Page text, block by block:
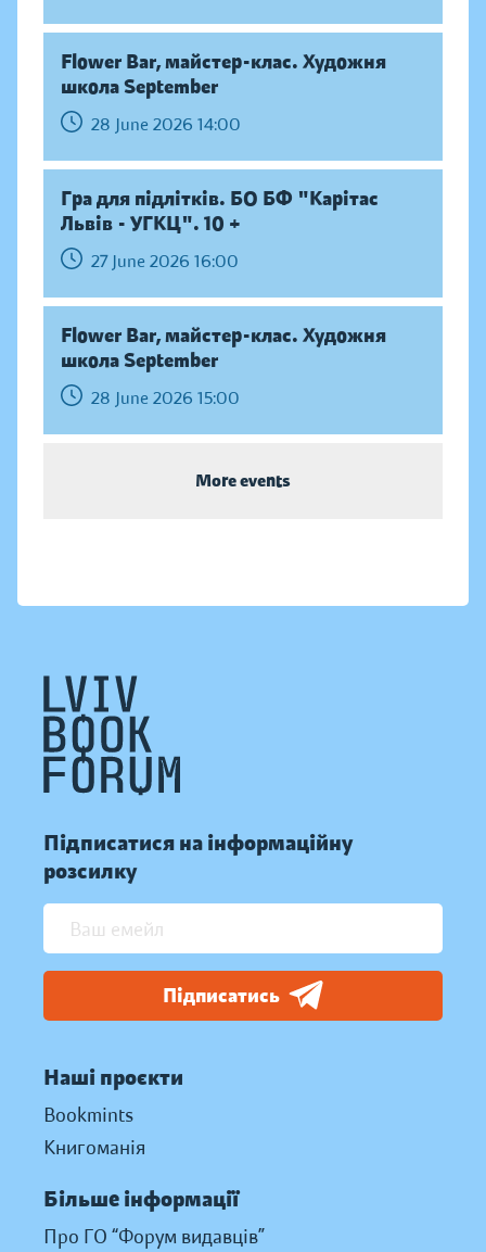
Flower Bar, майстер-клас. Художня
школа September
28 June 2026 14:00
Гра для підлітків. БО БФ "Карітас
Львів - УГКЦ". 10 +
27 June 2026 16:00
Flower Bar, майстер-клас. Художня
школа September
28 June 2026 15:00
More events
Підписатися на інформаційну
розсилку
Підписатись
Наші проєкти
Bookmints
Книгоманія
Більше інформації
Про ГО “Форум видавців”